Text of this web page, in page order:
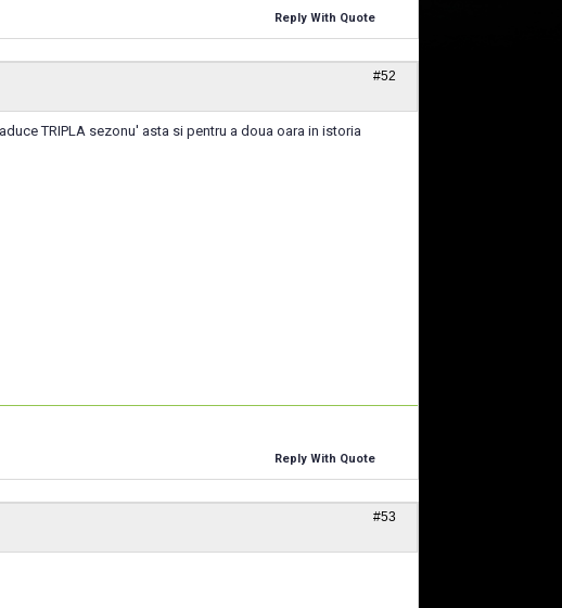
Reply With Quote
#52
TRIPLA sezonu' asta si pentru a doua oara in istoria
Reply With Quote
#53